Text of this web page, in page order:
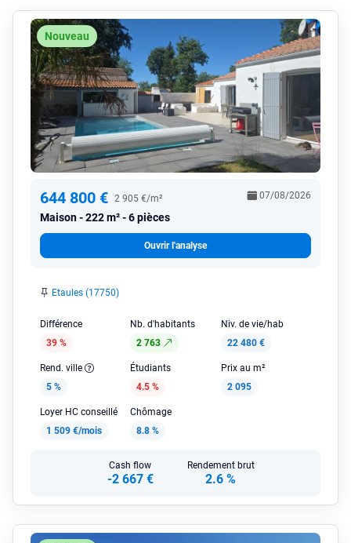
Nouveau
644 800 € 2 905 €/m²
Maison 222 m² - 6 pièces
07/08/2026
Ouvrir l'analyse
Etaules (17750)
Différence
39 %
Nb. d'habitants
2 763
Niv. de vie/hab
22 480 €
Rend. ville
5 %
Étudiants
4.5 %
Prix au m²
2 095
Loyer HC conseillé
1 509 €/mois
Chômage
8.8 %
Cash flow
-2 667 €
Rendement brut
2.6 %